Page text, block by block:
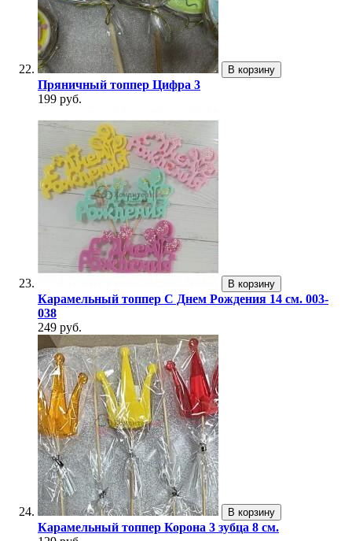
В корзину
Пряничный топпер Цифра 3
199 руб.
В корзину
Карамельный топпер С Днем Рождения 14 см. 003-
038
249 руб.
В корзину
Карамельный топпер Корона 3 зубца 8 см.